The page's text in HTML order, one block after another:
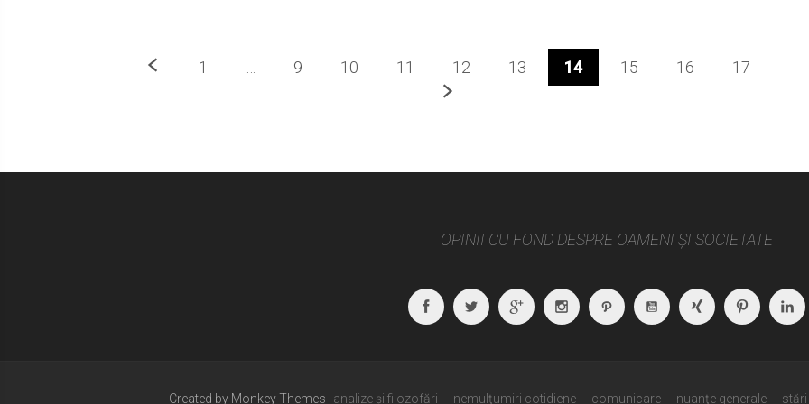
Previous
1 9 10 11 12 13 14 15 16
17
Next
OPINII CU FOND DESPRE OAMENI ȘI SOCIETATE
FacebookTwitterGoogle
Plus
Instagram
Path YoutubeXing Pinterest
Created by Monkey Themes analize și filozofări nemulţumiri cotidiene comunicare nuanţe generale